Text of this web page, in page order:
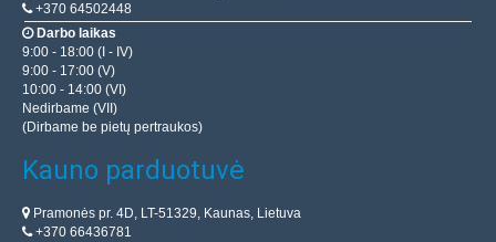
+370 64502448
Darbo laikas
9:00 - 18:00 (I - IV)
9:00 - 17:00 (V)
10:00 - 14:00 (VI)
Nedirbame (VII)
(Dirbame be pietų pertraukos)
Kauno parduotuvė
Pramonės pr. 4D, LT-51329, Kaunas, Lietuva
+370 66436781